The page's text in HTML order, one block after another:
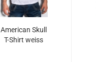
American Skull
T-Shirt weiss